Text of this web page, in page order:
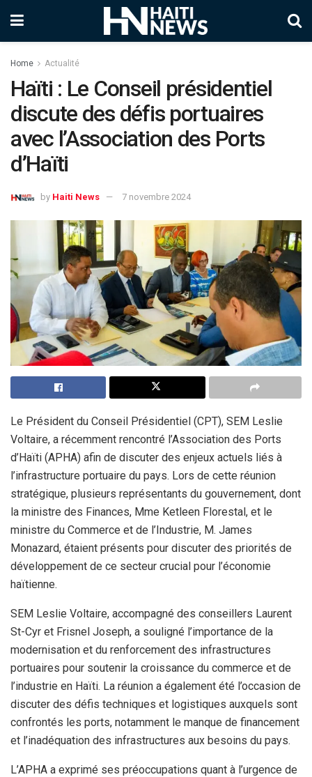
Home Actualité
Haïti : Le Conseil présidentiel
discute des défis portuaires
avec l’Association des Ports
d’Haïti
by Haiti News 7 novembre 2024
Le Président du Conseil Présidentiel (CPT), SEM Leslie
Voltaire, a récemment rencontré l’Association des Ports
d’Haïti (APHA) afin de discuter des enjeux actuels liés à
l’infrastructure portuaire du pays. Lors de cette réunion
stratégique, plusieurs représentants du gouvernement, dont
la ministre des Finances, Mme Ketleen Florestal, et le
ministre du Commerce et de l’Industrie, M. James
Monazard, étaient présents pour discuter des priorités de
développement de ce secteur crucial pour l’économie
haïtienne.
SEM Leslie Voltaire, accompagné des conseillers Laurent
St-Cyr et Frisnel Joseph, a souligné l’importance de la
modernisation et du renforcement des infrastructures
portuaires pour soutenir la croissance du commerce et de
l’industrie en Haïti. La réunion a également été l’occasion de
discuter des défis techniques et logistiques auxquels sont
confrontés les ports, notamment le manque de financement
et l’inadéquation des infrastructures aux besoins du pays.
L’APHA a exprimé ses préoccupations quant à l’urgence de